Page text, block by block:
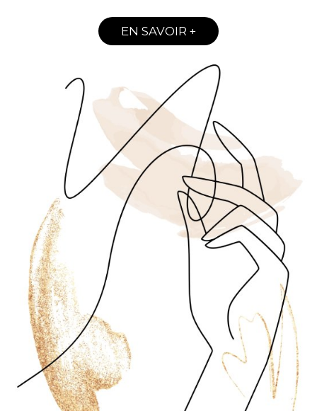
EN SAVOIR +